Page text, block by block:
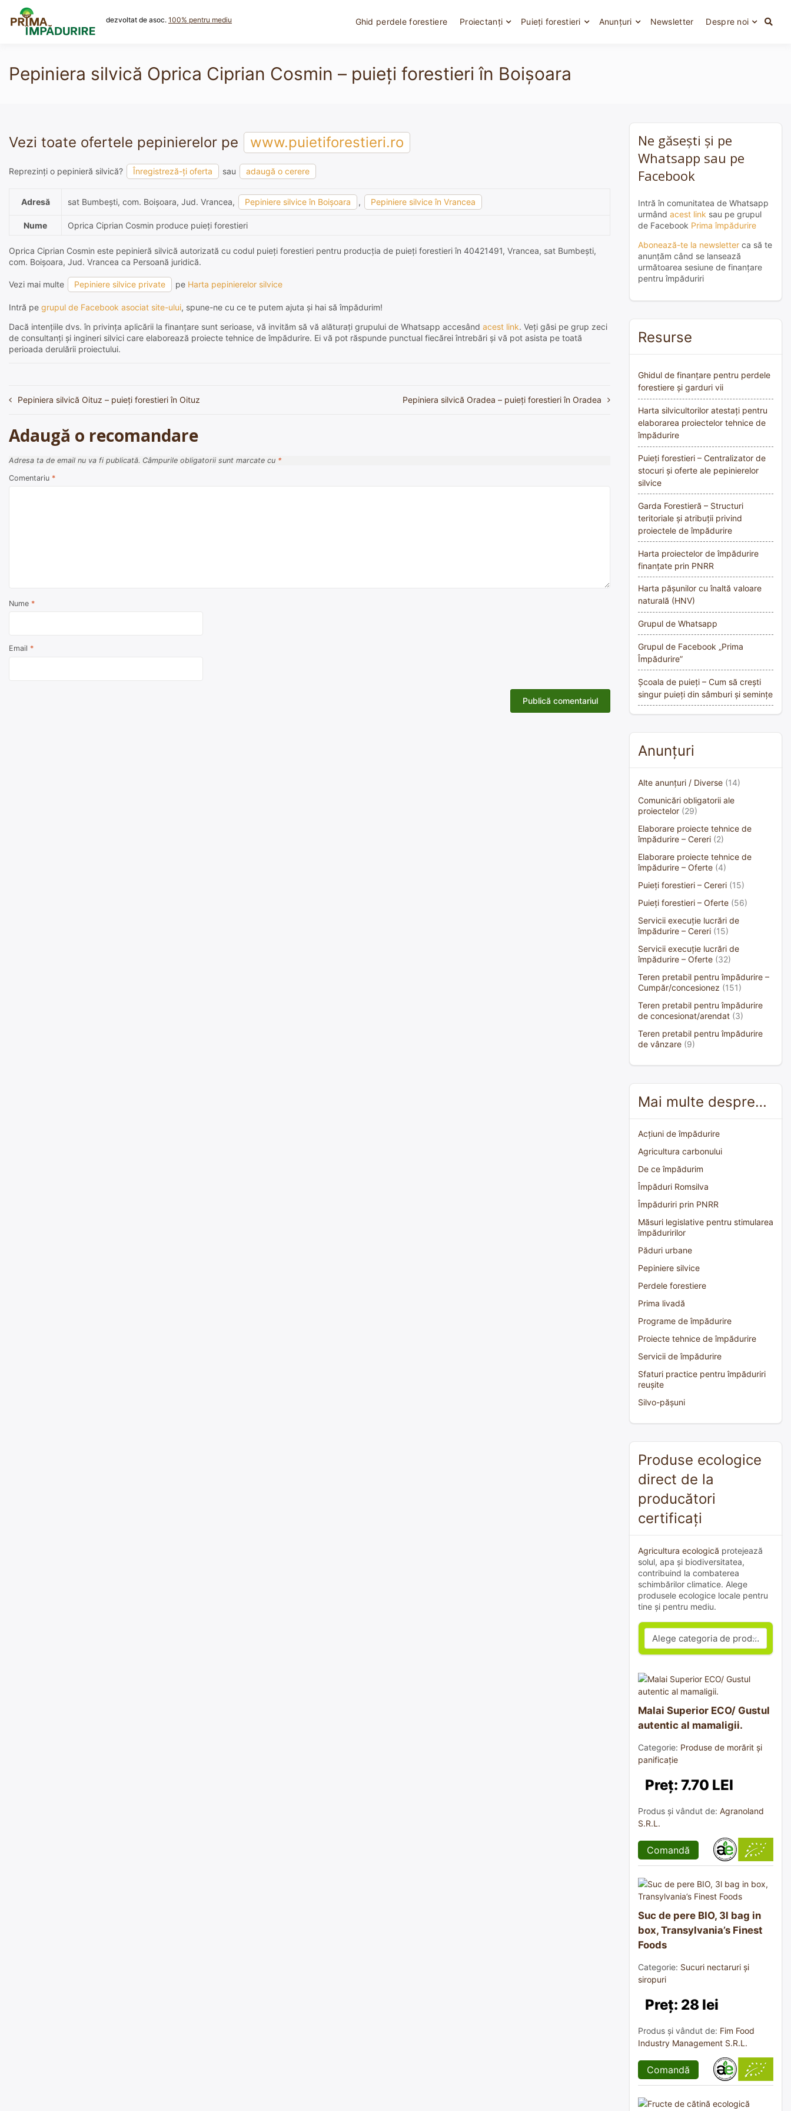
content
dezvoltat de asoc. 100% pentru mediu Ghid perdele forestiere Proiectanți Puieți forestieri Anunțuri Newsletter Despre noi
Pepiniera silvică Oprica Ciprian Cosmin – puieți forestieri în Boişoara
Vezi toate ofertele pepinierelor pe www.puietiforestieri.ro
Reprezinți o pepinieră silvică? Înregistreză-ți oferta sau adaugă o cerere
Adresă sat Bumbeşti, com. Boişoara, Jud. Vrancea, Pepiniere silvice în Boişoara , Pepiniere silvice în Vrancea
Nume Oprica Ciprian Cosmin produce puieți forestieri
Oprica Ciprian Cosmin este pepinieră silvică autorizată cu codul puieți forestieri pentru producția de puieți forestieri în 40421491, Vrancea, sat Bumbeşti,
com. Boişoara, Jud. Vrancea ca Persoană juridică.
Vezi mai multe Pepiniere silvice private pe Harta pepinierelor silvice
Intră pe grupul de Facebook asociat site-ului, spune-ne cu ce te putem ajuta și hai să împădurim!
Dacă intențiile dvs. în privința aplicării la finanțare sunt serioase, vă invităm să vă alăturați grupului de Whatsapp accesând acest link. Veți găsi pe grup zeci
de consultanți și ingineri silvici care elaborează proiecte tehnice de împădurire. Ei vă pot răspunde punctual fiecărei întrebări și vă pot asista pe toată
perioada derulării proiectului.
Navigare
articole
Pepiniera silvică Oituz – puieți forestieri în Oituz Pepiniera silvică Oradea – puieți forestieri în Oradea
Adaugă o recomandare
Adresa ta de email nu va fi publicată. Câmpurile obligatorii sunt marcate cu *
Comentariu *
Nume *
Email *
Ne găsești și pe
Whatsapp sau pe
Facebook
Intră în comunitatea de Whatsapp
urmând acest link sau pe grupul
de Facebook Prima împădurire
Abonează-te la newsletter ca să te
anunțăm când se lansează
următoarea sesiune de finanțare
pentru împăduriri
Resurse
Ghidul de finanțare pentru perdele
forestiere și garduri vii
Harta silvicultorilor atestați pentru
elaborarea proiectelor tehnice de
împădurire
Puieți forestieri – Centralizator de
stocuri și oferte ale pepinierelor
silvice
Garda Forestieră – Structuri
teritoriale și atribuții privind
proiectele de împădurire
Harta proiectelor de împădurire
finanțate prin PNRR
Harta pășunilor cu înaltă valoare
naturală (HNV)
Grupul de Whatsapp
Grupul de Facebook „Prima
Împădurire”
Școala de puieți – Cum să crești
singur puieți din sâmburi și semințe
Anunțuri
Alte anunțuri / Diverse (14)
Comunicări obligatorii ale
proiectelor (29)
Elaborare proiecte tehnice de
împădurire – Cereri (2)
Elaborare proiecte tehnice de
împădurire – Oferte (4)
Puieți forestieri – Cereri (15)
Puieți forestieri – Oferte (56)
Servicii execuție lucrări de
împădurire – Cereri (15)
Servicii execuție lucrări de
împădurire – Oferte (32)
Teren pretabil pentru împădurire –
Cumpăr/concesionez (151)
Teren pretabil pentru împădurire
de concesionat/arendat (3)
Teren pretabil pentru împădurire
de vânzare (9)
Mai multe despre…
Acțiuni de împădurire
Agricultura carbonului
De ce împădurim
Împăduri Romsilva
Împăduriri prin PNRR
Măsuri legislative pentru stimularea
împăduririlor
Păduri urbane
Pepiniere silvice
Perdele forestiere
Prima livadă
Programe de împădurire
Proiecte tehnice de împădurire
Servicii de împădurire
Sfaturi practice pentru împăduriri
reușite
Silvo-pășuni
Produse ecologice
direct de la
producători
certificați
Agricultura ecologică protejează
solul, apa și biodiversitatea,
contribuind la combaterea
schimbărilor climatice. Alege
produsele ecologice locale pentru
tine și pentru mediu.
Malai Superior ECO/ Gustul
autentic al mamaligii.
Categorie: Produse de morărit și
panificație
Preț: 7.70 LEI
Produs și vândut de: Agranoland
S.R.L.
Comandă
Suc de pere BIO, 3l bag in
box, Transylvania’s Finest
Foods
Categorie: Sucuri nectaruri și
siropuri
Preț: 28 lei
Produs și vândut de: Fim Food
Industry Management S.R.L.
Comandă